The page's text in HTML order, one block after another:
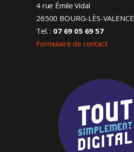
4 rue Émile Vidal
26500 BOURG-LÈS-VALENCE
Tel. : 07 69 05 69 57
Formulaire de contact